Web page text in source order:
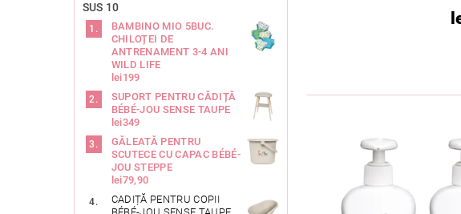
SUS 10
BAMBINO MIO 5BUC.
CHILOȚEI DE
ANTRENAMENT 3-4 ANI
WILD LIFE
lei199
SUPORT PENTRU CĂDIȚĂ
BÉBÉ-JOU SENSE TAUPE
lei349
GĂLEATĂ PENTRU
SCUTECE CU CAPAC BÉBÉ-
JOU STEPPE
lei79,90
CADIȚĂ PENTRU COPII